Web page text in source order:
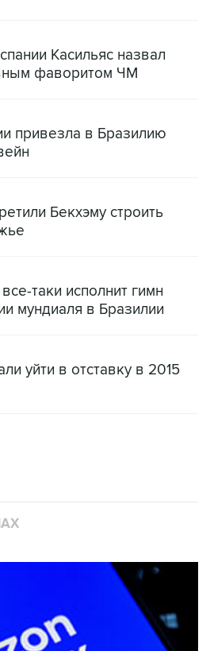
Касильяс назвал
фаворитом ЧМ
привезла в Бразилию
Бекхэму строить
таки исполнит гимн
мундиаля в Бразилии
уйти в отставку в 2015